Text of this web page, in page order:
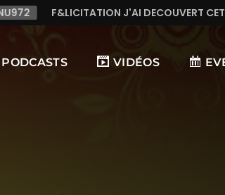
J'AI DECOUVERT CETTE RADIO C LE
PODCASTS VIDÉOS